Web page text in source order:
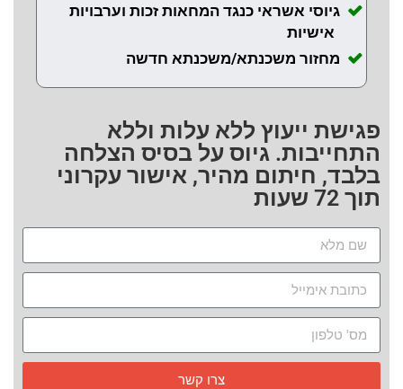
גיוסי אשראי כנגד המחאות זכות וערבויות
אישיות
מחזור משכנתא/משכנתא חדשה
פגישת ייעוץ ללא עלות וללא
התחייבות. גיוס על בסיס הצלחה
בלבד, חיתום מהיר, אישור עקרוני
תוך 72 שעות
צרו קשר